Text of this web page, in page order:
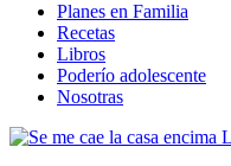
Planes en Familia
Recetas
Libros
Poderío adolescente
Nosotras